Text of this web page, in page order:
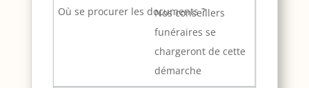
Nos conseillers
funéraires se
chargeront de cette
démarche